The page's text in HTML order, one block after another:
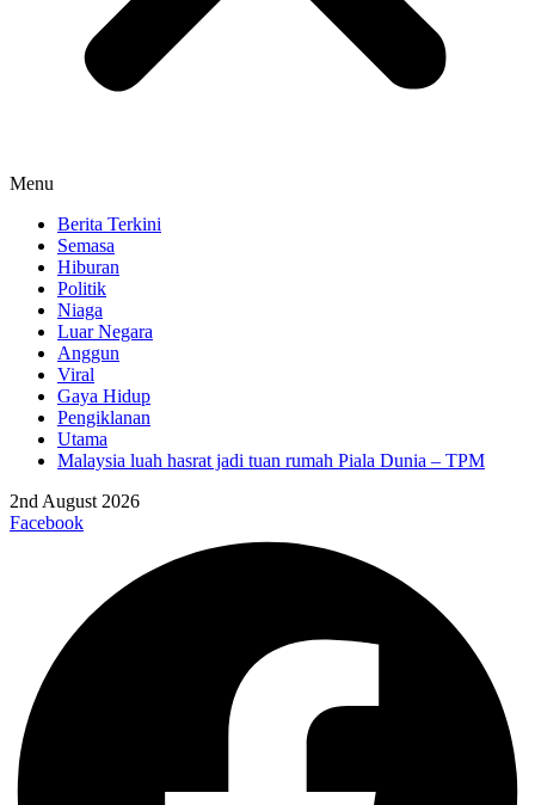
Menu
Berita Terkini
Semasa
Hiburan
Politik
Niaga
Luar Negara
Anggun
Viral
Gaya Hidup
Pengiklanan
Utama
Malaysia luah hasrat jadi tuan rumah Piala Dunia – TPM
2nd August 2026
Facebook